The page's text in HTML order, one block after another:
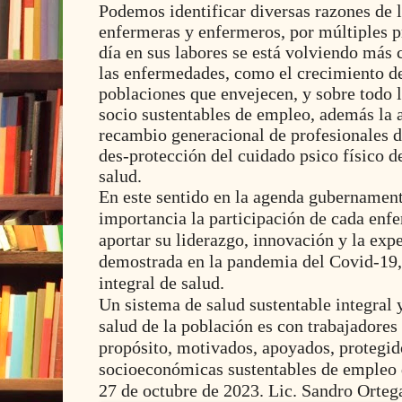
Podemos identificar diversas razones de
enfermeras y enfermeros, por múltiples
día en sus labores se está volviendo
las enfermedades, como el crecimiento
poblaciones que envejecen, y sobre todo
socio sustentables de empleo, además
recambio generacional de profesionales
des-protección del cuidado psico físico
salud.
En este sentido en la agenda
importancia la participación de cada
aportar su liderazgo, innovación y la
demostrada en la pandemia del Covid-
integral de salud.
Un sistema de salud sustentable integral
salud de la población es con
propósito, motivados, apoyados,
socioeconómicas sustentables de empleo
27 de octubre de 2023. Lic. Sandro